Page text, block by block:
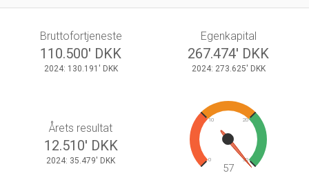
Bruttofortjeneste
110.500' DKK
2024: 130.191' DKK
Egenkapital
267.474' DKK
2024: 273.625' DKK
Årets resultat
12.510' DKK
2024: 35.479' DKK 0
10 20
30
57